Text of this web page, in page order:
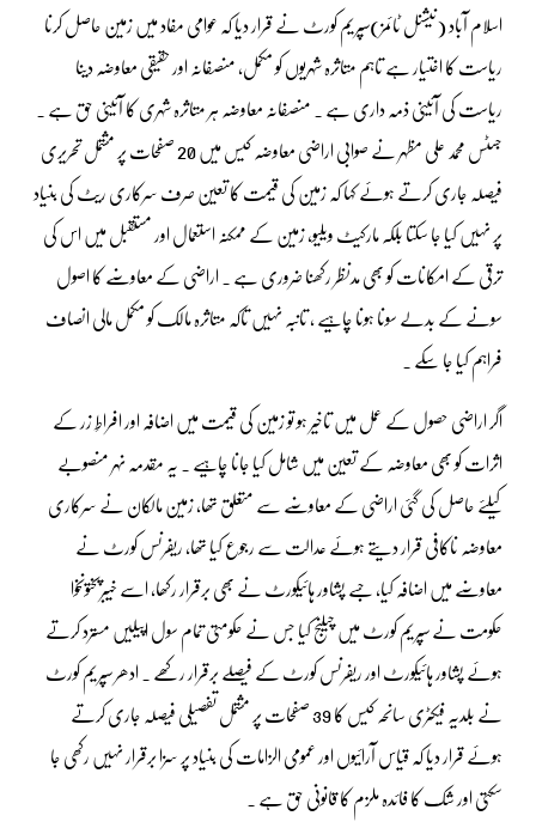
اسلام آباد (نیشنل ٹائمز)سپریم کورٹ نے قرار دیا کہ عوامی مفاد میں زمین حاصل کرنا
ریاست کا اختیار ہے تاہم متاثرہ شہریوں کو مکمل، منصفانہ اور حقیقی معاوضہ دینا
ریاست کی آئینی ذمہ داری ہے ۔ منصفانہ معاوضہ ہر متاثرہ شہری کا آئینی حق ہے ۔
جسٹس محمد علی مظہر نے صوابی اراضی معاوضہ کیس میں 20 صفحات پر مشتمل تحریری
فیصلہ جاری کرتے ہوئے کہا کہ زمین کی قیمت کا تعین صرف سرکاری ریٹ کی بنیاد
پر نہیں کیا جا سکتا بلکہ مارکیٹ ویلیو، زمین کے ممکنہ استعمال اور مستقبل میں اس کی
ترقی کے امکانات کو بھی مدنظر رکھنا ضروری ہے ۔ اراضی کے معاوضے کا اصول
سونے کے بدلے سونا ہونا چاہیے ، تانبہ نہیں تاکہ متاثرہ مالک کو مکمل مالی انصاف
فراہم کیا جا سکے ۔
اگر اراضی حصول کے عمل میں تاخیر ہو تو زمین کی قیمت میں اضافہ اور افراطِ زر کے
اثرات کو بھی معاوضہ کے تعین میں شامل کیا جانا چاہیے ۔ یہ مقدمہ نہر منصوبے
کیلئے حاصل کی گئی اراضی کے معاوضے سے متعلق تھا، زمین مالکان نے سرکاری
معاوضہ ناکافی قرار دیتے ہوئے عدالت سے رجوع کیا تھا، ریفرنس کورٹ نے
معاوضے میں اضافہ کیا، جسے پشاور ہائیکورٹ نے بھی برقرار رکھا، اسے خیبرپختونخوا
حکومت نے سپریم کورٹ میں چیلنج کیا جس نے حکومتی تمام سول اپیلیں مسترد کرتے
ہوئے پشاور ہائیکورٹ اور ریفرنس کورٹ کے فیصلے برقرار رکھے ۔ ادھر سپریم کورٹ
نے بلدیہ فیکٹری سانحہ کیس کا 39 صفحات پر مشتمل تفصیلی فیصلہ جاری کرتے
ہوئے قرار دیا کہ قیاس آرائیوں اور عمومی الزامات کی بنیاد پر سزا برقرار نہیں رکھی جا
سکتی اور شک کا فائدہ ملزم کا قانونی حق ہے ۔